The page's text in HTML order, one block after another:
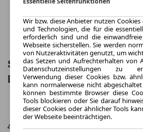
Skoda Superb Combi 2.0
DSG Selection Combi 5
48 Monate 10.000
Wir bzw. diese Anbieter nutzen
und Technologien, die für die
erforderlich sind und die
Webseite sicherstellen. Sie werden
von Nutzeraktivitäten genutzt, um
das Setzen und Aufrechterhalten von
Datenschutzeinstellungen zu
Verwendung dieser Cookies bzw.
kann normalerweise nicht
können bestimmte Browser diese
Tools blockieren oder Sie darauf
dieser Cookies oder ähnlicher Tools
der Webseite beeinträchtigen.